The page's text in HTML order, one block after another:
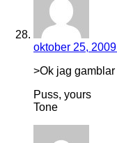
oktober 25, 2009
>Ok jag
Puss, yours
Tone